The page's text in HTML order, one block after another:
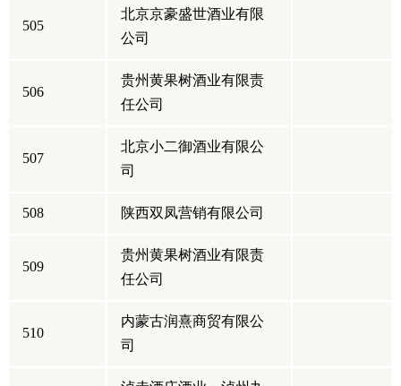
505
北京京豪盛世酒业有限
公司
506
贵州黄果树酒业有限责
任公司
507
北京小二御酒业有限公
司
508 陕西双凤营销有限公司
509
贵州黄果树酒业有限责
任公司
510
内蒙古润熹商贸有限公
司